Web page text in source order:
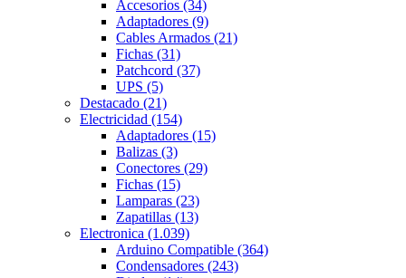
Accesorios (34)
Adaptadores (9)
Cables Armados (21)
Fichas (31)
Patchcord (37)
UPS (5)
Destacado (21)
Electricidad (154)
Adaptadores (15)
Balizas (3)
Conectores (29)
Fichas (15)
Lamparas (23)
Zapatillas (13)
Electronica (1.039)
Arduino Compatible (364)
Condensadores (243)